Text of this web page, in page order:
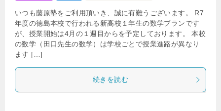
いつも藤原塾をご利用頂いき、誠に有難うございます。 R7
年度の徳島本校で行われる新高校１年生の数学プランです
が、授業開始は4月の１週目からを予定しております。 本校
の数学（田口先生の数学）は学校ごとで授業進路が異なり
ます […]
続きを読む